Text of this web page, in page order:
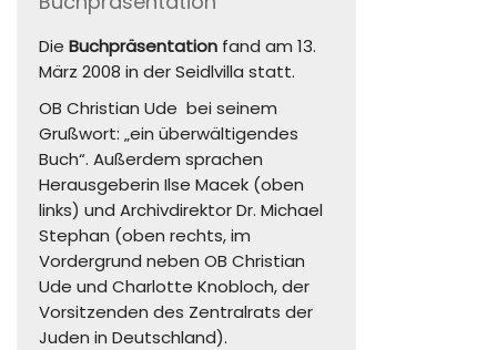
Die Buchpräsentation fand am 13.
März 2008 in der Seidlvilla statt.
OB Christian Ude bei seinem
Grußwort: „ein überwältigendes
Buch“. Außerdem sprachen
Herausgeberin Ilse Macek (oben
links) und Archivdirektor Dr. Michael
Stephan (oben rechts, im
Vordergrund neben OB Christian
Ude und Charlotte Knobloch, der
Vorsitzenden des Zentralrats der
Juden in Deutschland).